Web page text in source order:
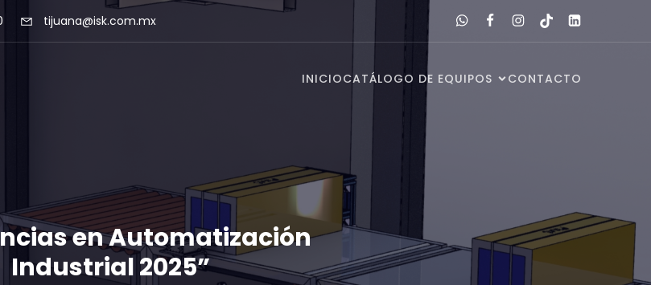
tijuana@isk.com.mx
INICIOCATÁLOGO DE EQUIPOS CONTACTO
en Automatización
Industrial 2025”